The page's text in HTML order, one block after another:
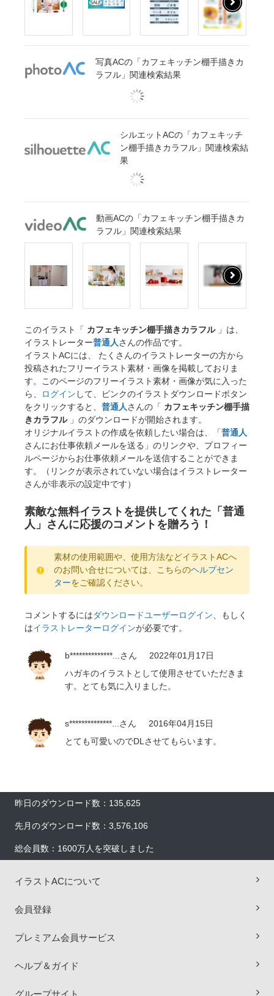
写真ACの「カフェキッチン棚手描きカ
ラフル」関連検索結果
シルエットACの「カフェキッチ
ン棚手描きカラフル」関連検索結
果
動画ACの「カフェキッチン棚手描きカ
ラフル」関連検索結果
このイラスト「 カフェキッチン棚手描きカラフル」は、
イラストレーター普通人さんの作品です。
イラストACには、 たくさんのイラストレーターの方から
投稿されたフリーイラスト素材・画像を掲載しておりま
す。このページのフリーイラスト素材・画像が気に入った
ら、
ログイン して、ピンクのイラストダウンロードボタン
をクリックすると、 普通人さんの「 カフェキッチン棚手描
きカラフル」のダウンロードが開始されます。
オリジナルイラストの作成を依頼したい場合は、「普通人
さんにお仕事依頼メールを送る」のリンクや、プロフィー
ルページからお仕事依頼メールを送信することができま
す。（リンクが表示されていない場合はイラストレーター
さんが非表示の設定中です）
素敵な無料イラストを提供してくれた「普通
人」さんに応援のコメントを贈ろう！
素材の使用範囲や、使用方法などイラストACへ
のお問い合せについては、こちらのヘルプセン
ターをご確認ください。
コメントするにはダウンロードユーザーログイン、もしく
はイラストレーターログインが必要です。
b**************...さん
2022年01月17日
ハガキのイラストとして使用させていただきま
す。とても気に入りました。
s**************...さん
2016年04月15日
とても可愛いのでDLさせてもらいます。
昨日のダウンロード数：135,625
先月のダウンロード数：3,576,106
総会員数：1600万人を突破しました
イラストACについて
会員登録
プレミアム会員サービス
ヘルプ＆ガイド